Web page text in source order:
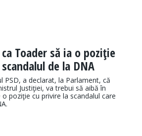
Toader să ia o poziţie
de la DNA
PSD, a declarat, la Parlament, că
Justiţiei, va trebui să aibă în
poziţie cu privire la scandalul care